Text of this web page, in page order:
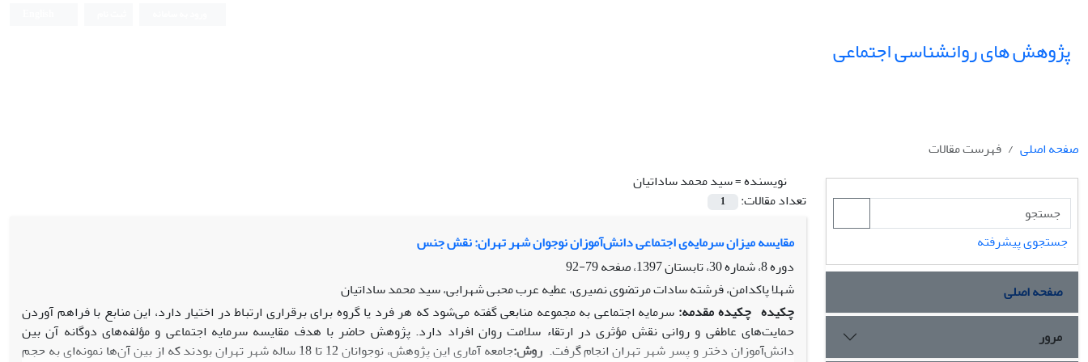
پژوهش های روانشناسی اجتماعی
صفحه اصلی
فهرست مقالات
نویسنده =سید محمد ساداتیان
تعداد مقالات:
1
مقایسه میزان سرمایه‌ی اجتماعی دانش‌آموزان نوجوان شهر تهران: نقش جنس
دوره 8، شماره 30، تابستان 1397، صفحه
79-92
شهلا پاکدامن، فرشته سادات مرتضوی نصیری، عطیه عرب محبی شهرابی، سید محمد ساداتیان
چکیده چکیدهمقدمه: سرمایه‌ اجتماعی به مجموعه منابعی گفته می‌شود که هر فرد یا گروه برای برقراری ارتباط در اختیار دارد، این منابع با فراهم آوردن
حمایت‌های عاطفی و روانی نقش مؤثری در ارتقاء سلامت روان افراد دارد. پژوهش حاضر با هدف مقایسه‌ سرمایه‌ اجتماعی و مؤلفه‌های دوگانه‌ آن بین
دانش‌آموزان دختر و پسر شهر تهران انجام گرفت.روش:
جامعه‌ آماری این پژوهش، نوجوانان 12 تا 18 ساله‌ شهر تهران بودند که از بین آن‌ها نمونه‌ای به حجم
جستجوی پیشرفته
صفحه اصلی
مرور